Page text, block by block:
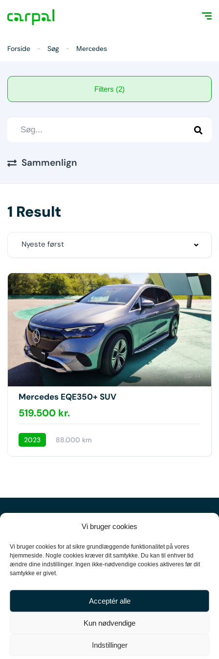
Vi bruger cookies
Vi bruger cookies for at sikre grundlæggende funktionalitet på vores
hjemmeside. Nogle cookies kræver dit samtykke. Du kan til enhver tid
ændre dine indstillinger. Ingen ikke-nødvendige cookies aktiveres før dit
samtykke er givet.
Acceptér alle
Kun nødvendige
Indstillinger
Forside Søg Mercedes
Filters (2)
Sammenlign
1 Result
Nyeste først
11
Mercedes EQE350+ SUV
519.500 kr.
2023 88.000 km
+45 61 10 52 10
hello@carpal.dk
Tonsbakken 16